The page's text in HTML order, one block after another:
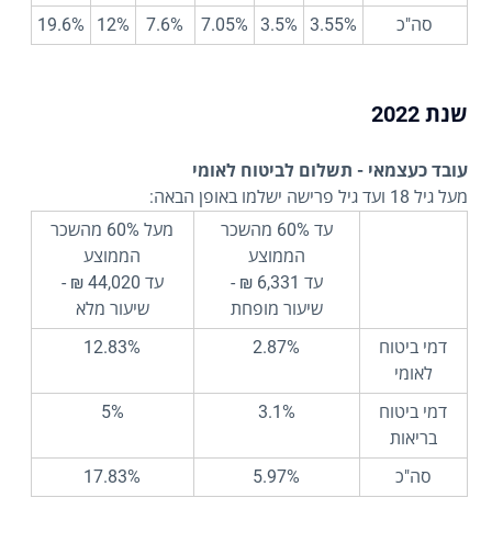
סה"כ 3.55%
3.5%
7.05%
7.6%
12%
19.6%
שנת 2022
עובד כעצמאי - תשלום לביטוח לאומי
מעל גיל 18 ועד גיל פרישה ישלמו באופן הבאה:
עד 60% מהשכר
הממוצע
עד 6,331 ₪ -
שיעור מופחת
מעל 60% מהשכר
הממוצע
עד 44,020 ₪ -
שיעור מלא
דמי ביטוח
לאומי
2.87%
12.83%
דמי ביטוח
בריאות
3.1%
5%
סה"כ 5.97%
17.83%